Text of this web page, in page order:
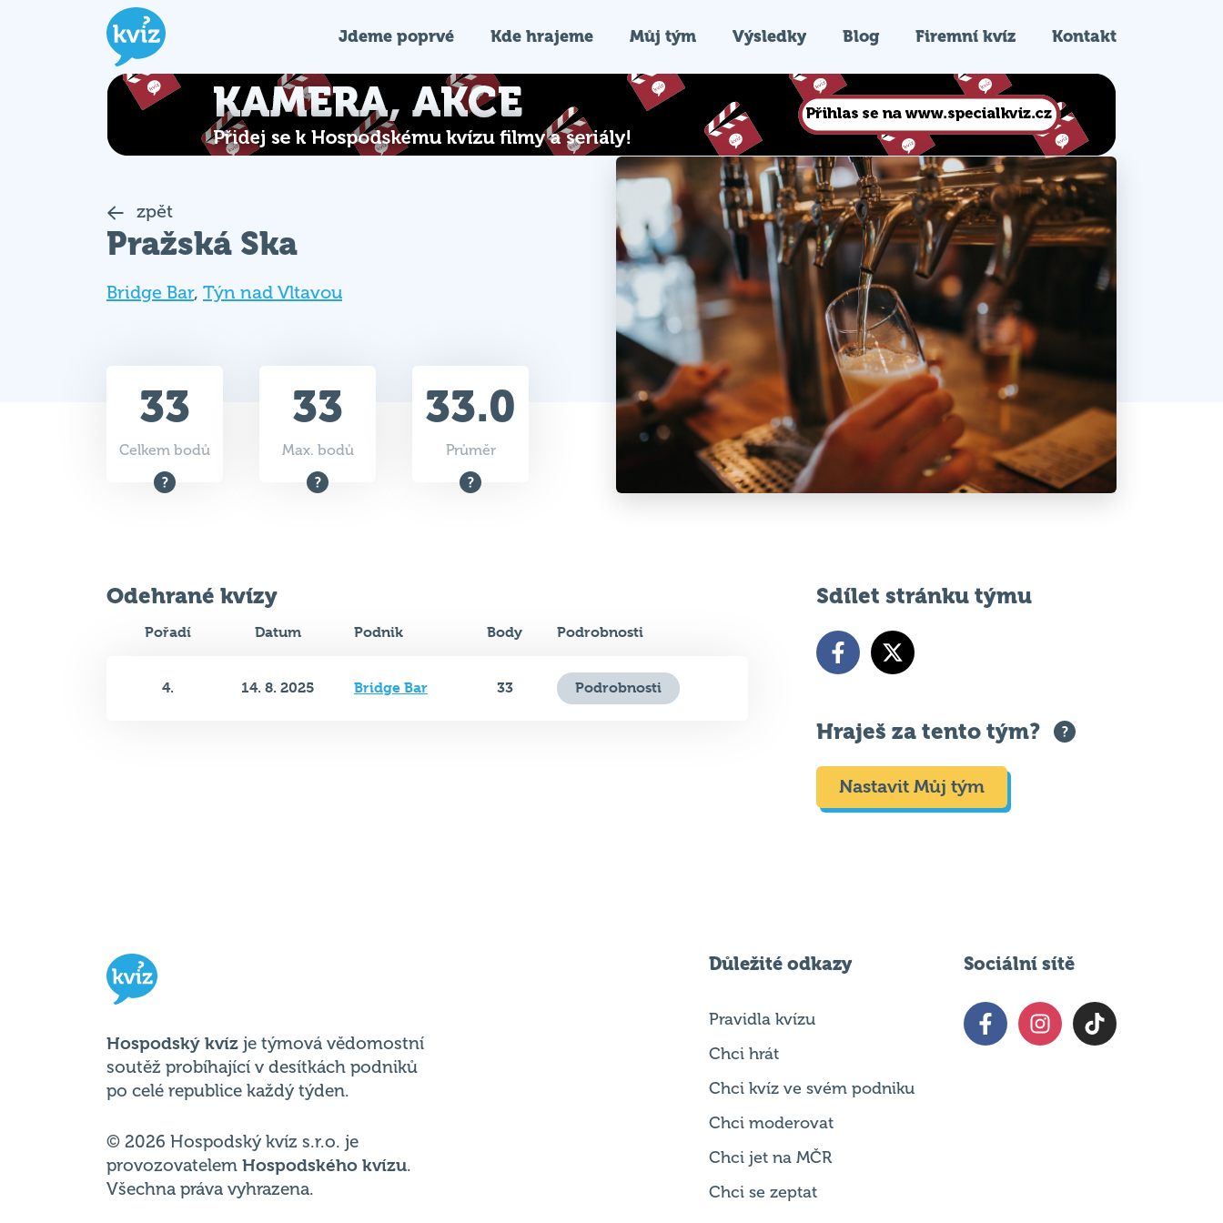
Jdeme poprvé Kde hrajeme Můj tým Výsledky Blog Firemní kvíz Kontakt
zpět
Pražská Ska
Bridge Bar, Týn nad Vltavou
33
Celkem bodů
33
Max. bodů
33.0
Průměr
Odehrané kvízy
Pořadí Datum Podnik Body Podrobnosti
4. 14. 8. 2025 Bridge Bar 33 Podrobnosti
Sdílet stránku týmu
Hraješ za tento tým?
Nastavit Můj tým
Hospodský kvíz je týmová vědomostní
soutěž probíhající v desítkách podniků
po celé republice každý týden.
© 2026 Hospodský kvíz s.r.o. je
provozovatelem Hospodského kvízu.
Všechna práva vyhrazena.
Důležité odkazy
Pravidla kvízu
Chci hrát
Chci kvíz ve svém podniku
Chci moderovat
Chci jet na MČR
Chci se zeptat
Sociální sítě